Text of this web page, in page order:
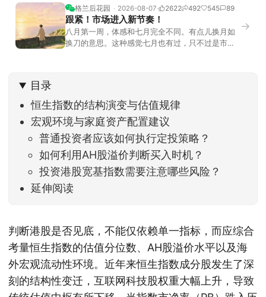
格兰后花园 2026-08-07 2622 492 545 89
跟紧！市场进入新节奏！
八月第一周，体感和七月完全不同。有点儿换月如
换刀的意思。这种感觉七月也有过，只不过是市场
家感受到了春天般的暖风。指数涨了百点，交易额
回暖到2
→
目录
恒生指数的结构演变与估值规律
宏观环境与家庭资产配置建议
普通投资者应该如何执行定投策略？
如何利用AH股溢价判断买入时机？
投资港股宽基指数需要注意哪些风险？
延伸阅读
判断港股是否见底，不能仅依赖单一指标，而应综合
考量恒生指数的估值分位数、AH股溢价水平以及海
外宏观流动性环境。近年来恒生指数成分股发生了深
刻的结构性变迁，互联网科技股权重大幅上升，导致